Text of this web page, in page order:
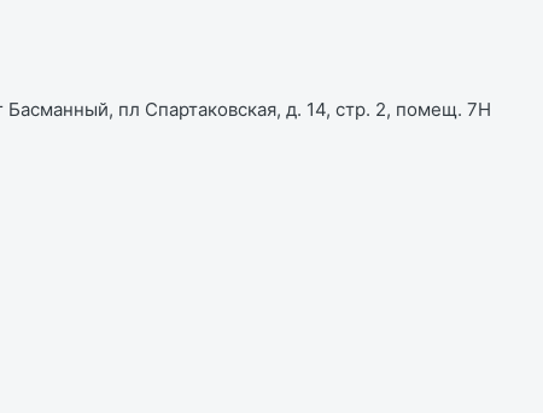
пл Спартаковская, д. 14, стр. 2, помещ. 7Н